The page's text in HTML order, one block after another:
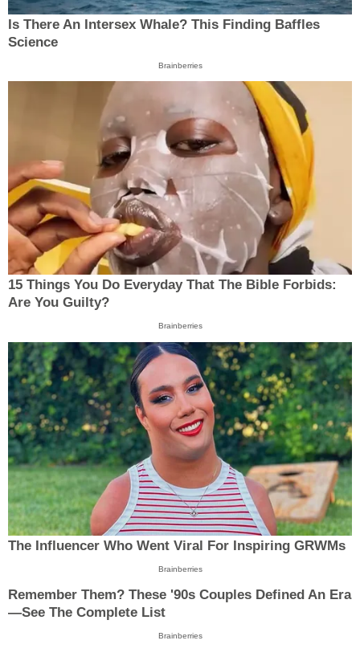
Is There An Intersex Whale? This Finding Baffles
Science
Brainberries
15 Things You Do Everyday That The Bible Forbids:
Are You Guilty?
Brainberries
The Influencer Who Went Viral For Inspiring GRWMs
Brainberries
Remember Them? These '90s Couples Defined An Era
—See The Complete List
Brainberries